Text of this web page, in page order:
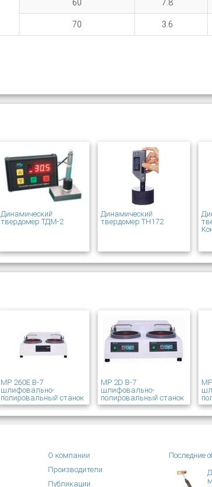
60 7.8
70 3.6
Динамический
твердомер ТДМ-2
Динамический
твердомер ТН172
MP 260E В-7
шлифовально-
полировальный станок
MP 2D В-7
шлифовально-
полировальный станок
О компании
Производители
Публикации
Последние